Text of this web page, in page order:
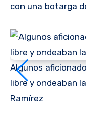
con una botarga
Algunos
libre y ondeaban
Ramírez